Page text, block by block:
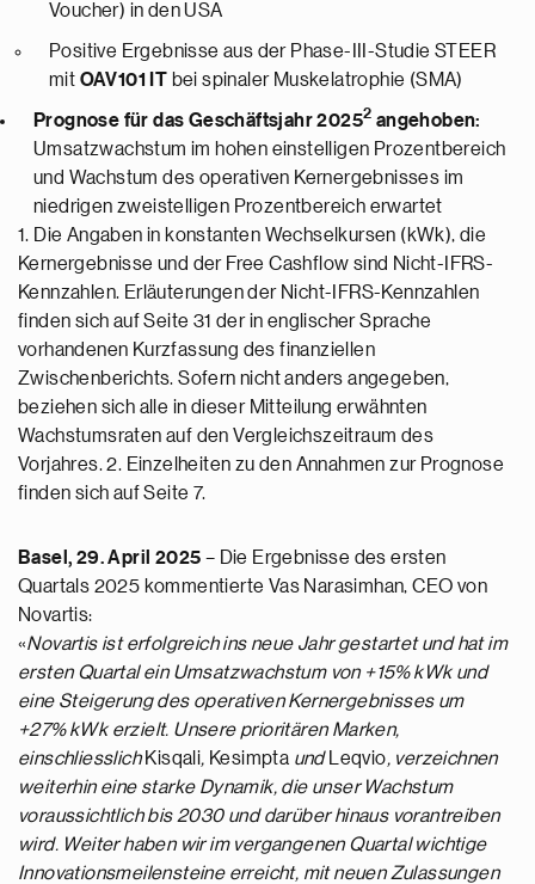
Voucher) in den USA
Positive Ergebnisse aus der Phase-III-Studie STEER
mit OAV101 IT bei spinaler Muskelatrophie (SMA)
Prognose für das Geschäftsjahr 20252 angehoben:
Umsatzwachstum im hohen einstelligen Prozentbereich
und Wachstum des operativen Kernergebnisses im
niedrigen zweistelligen Prozentbereich erwartet
1. Die Angaben in konstanten Wechselkursen (kWk), die
Kernergebnisse und der Free Cashflow sind Nicht-IFRS-
Kennzahlen. Erläuterungen der Nicht-IFRS-Kennzahlen
finden sich auf Seite 31 der in englischer Sprache
vorhandenen Kurzfassung des finanziellen
Zwischenberichts. Sofern nicht anders angegeben,
beziehen sich alle in dieser Mitteilung erwähnten
Wachstumsraten auf den Vergleichszeitraum des
Vorjahres. 2. Einzelheiten zu den Annahmen zur Prognose
finden sich auf Seite 7.
Basel, 29. April 2025 – Die Ergebnisse des ersten
Quartals 2025 kommentierte Vas Narasimhan, CEO von
Novartis:
«Novartis ist erfolgreich ins neue Jahr gestartet und hat im
ersten Quartal ein Umsatzwachstum von +15% kWk und
eine Steigerung des operativen Kernergebnisses um
+27% kWk erzielt. Unsere prioritären Marken,
einschliesslichKisqali, Kesimpta und Leqvio, verzeichnen
weiterhin eine starke Dynamik, die unser Wachstum
voraussichtlich bis 2030 und darüber hinaus vorantreiben
wird. Weiter haben wir im vergangenen Quartal wichtige
Innovationsmeilensteine erreicht, mit neuen Zulassungen